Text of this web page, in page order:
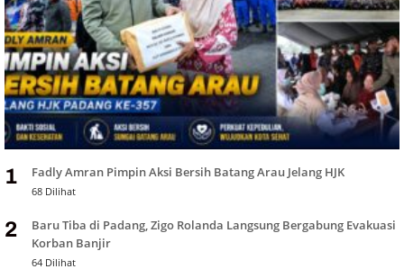
1 Fadly Amran Pimpin Aksi Bersih Batang Arau Jelang HJK
68 Dilihat
2
Baru Tiba di Padang, Zigo Rolanda Langsung Bergabung Evakuasi
Korban Banjir
64 Dilihat